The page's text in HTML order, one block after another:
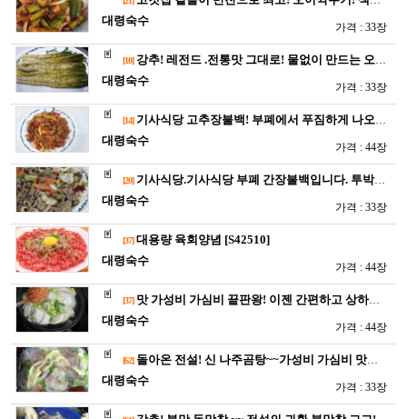
대령숙수
가격 : 33장
[10] 강추! 레전드 .전통맛 그대로! 물없이 만드는 오이지~~ 7일만…
대령숙수
가격 : 33장
[14] 기사식당 고추장불백! 부폐에서 푸짐하게 나오는 고추장불백! 명불…
대령숙수
가격 : 44장
[20] 기사식당.기사식당 부폐 간장불백입니다. 투박하지만 맛들어진 간장…
대령숙수
가격 : 33장
[37] 대용량 육회양념 [S42510]
대령숙수
가격 : 44장
[37] 맛 가성비 가심비 끝판왕! 이젠 간편하고 상하지않는 분말소스로~…
대령숙수
가격 : 44장
[62] 돌아온 전설! 신 나주곰탕~~가성비 가심비 맛까지 사로잡은~~전…
대령숙수
가격 : 33장